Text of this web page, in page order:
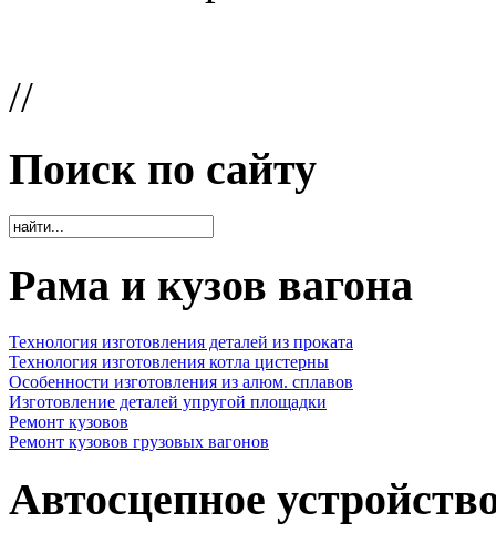
//
Поиск по сайту
Рама и кузов вагона
Технология изготовления деталей из проката
Технология изготовления котла цистерны
Особенности изготовления из алюм. сплавов
Изготовление деталей упругой площадки
Ремонт кузовов
Ремонт кузовов грузовых вагонов
Автосцепное